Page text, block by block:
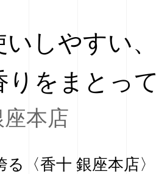
いしやすい
りをまとっ
本店
る〈香十 銀座本店